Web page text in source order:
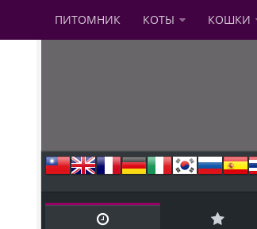
ПИТОМНИК КОТЫ КОШКИ